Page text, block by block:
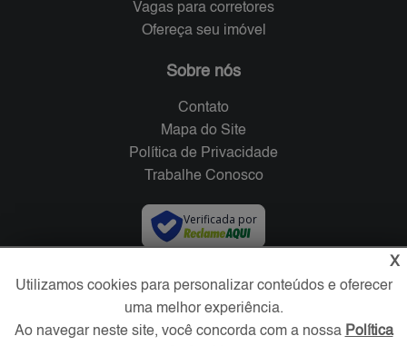
Vagas para corretores
Ofereça seu imóvel
Sobre nós
Contato
Mapa do Site
Política de Privacidade
Trabalhe Conosco
Verificada por
Redes Sociais
X
Utilizamos cookies para personalizar conteúdos e oferecer
uma melhor experiência.
Ao navegar neste site, você concorda com a nossa Política